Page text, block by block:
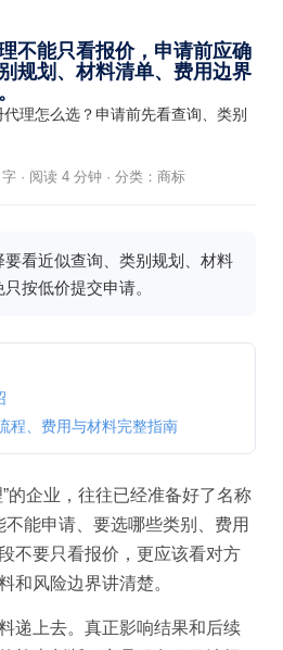
不能只看报价，申请前应确
规划、材料清单、费用边界
理怎么选？申请前先看查询、类别
· 阅读 4 分钟 · 分类： 商标
看近似查询、类别规划、材料
按低价提交申请。
程、费用与材料完整指南
的企业，往往已经准备好了名称
能申请、要选哪些类别、费用
不要只看报价，更应该看对方
和风险边界讲清楚。
递上去。真正影响结果和后续